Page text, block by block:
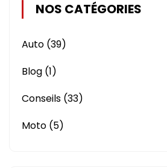
NOS CATÉGORIES
Auto (39)
Blog (1)
Conseils (33)
Moto (5)